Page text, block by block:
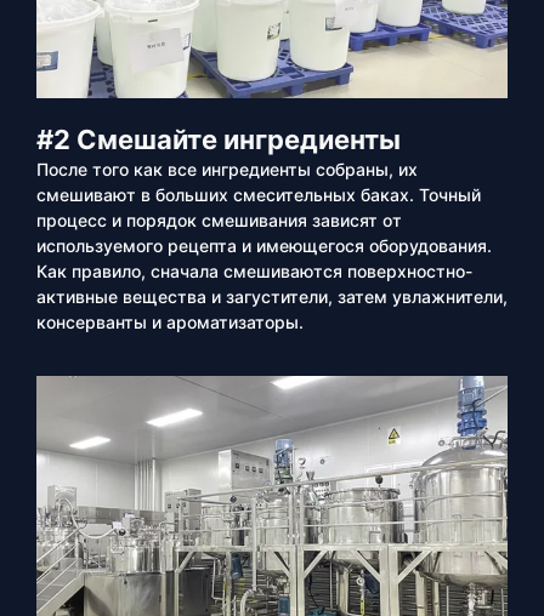
#2 Смешайте ингредиенты
После того как все ингредиенты собраны, их
смешивают в больших смесительных баках. Точный
процесс и порядок смешивания зависят от
используемого рецепта и имеющегося оборудования.
Как правило, сначала смешиваются поверхностно-
активные вещества и загустители, затем увлажнители,
консерванты и ароматизаторы.